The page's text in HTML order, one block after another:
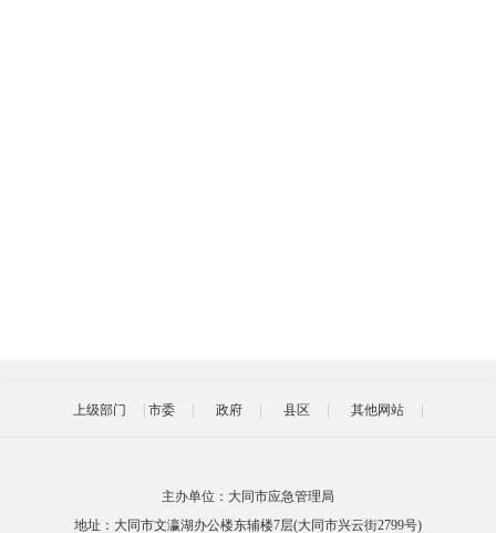
上级部门 市委 政府 县区 其他网站
主办单位：大同市应急管理局
地址：大同市文瀛湖办公楼东辅楼7层(大同市兴云街2799号)